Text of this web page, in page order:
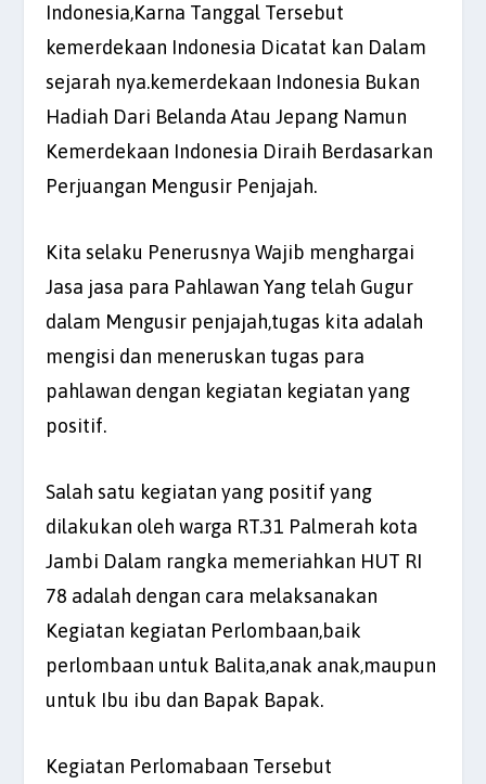
Indonesia,Karna Tanggal Tersebut
kemerdekaan Indonesia Dicatat kan Dalam
sejarah nya.kemerdekaan Indonesia Bukan
Hadiah Dari Belanda Atau Jepang Namun
Kemerdekaan Indonesia Diraih Berdasarkan
Perjuangan Mengusir Penjajah.
Kita selaku Penerusnya Wajib menghargai
Jasa jasa para Pahlawan Yang telah Gugur
dalam Mengusir penjajah,tugas kita adalah
mengisi dan meneruskan tugas para
pahlawan dengan kegiatan kegiatan yang
positif.
Salah satu kegiatan yang positif yang
dilakukan oleh warga RT.31 Palmerah kota
Jambi Dalam rangka memeriahkan HUT RI
78 adalah dengan cara melaksanakan
Kegiatan kegiatan Perlombaan,baik
perlombaan untuk Balita,anak anak,maupun
untuk Ibu ibu dan Bapak Bapak.
Kegiatan Perlomabaan Tersebut